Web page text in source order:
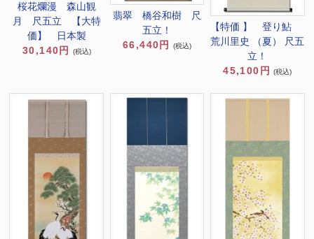
桜花爛漫 森山観
月 尺五立 【大特
価】 日本製
30,140円
(税込)
翡翠 橋谷和樹 尺
五立！
66,440円
(税込)
【特価 】 登り鮎
荒川里史 （夏） 尺五
立！
45,100円
(税込)